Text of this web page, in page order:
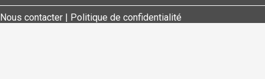
Nous contacter | Politique de confidentialité